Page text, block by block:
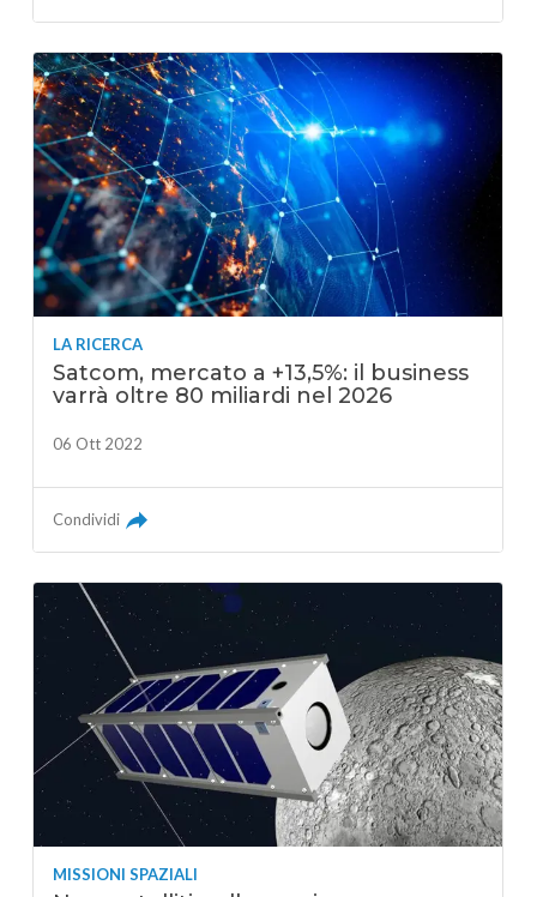
LA RICERCA
Satcom, mercato a +13,5%: il business
varrà oltre 80 miliardi nel 2026
06 Ott 2022
Condividi
MISSIONI SPAZIALI